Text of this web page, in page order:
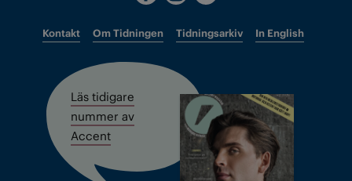
Kontakt Om Tidningen Tidningsarkiv In English
Läs tidigare
nummer av
Accent